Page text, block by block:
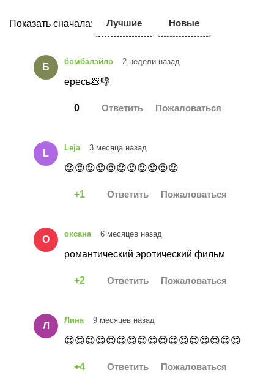
Показать сначала: Лучшие Новые
Б
бомбалэйло 2 недели назад
ересь💩👎
0
L
Leja 3 месяца назад
😍😍😍😍😍😍😍😍😍😍😍
1
О
оксана 6 месяцев назад
романтический эротический фильм
2
Л
Лина 9 месяцев назад
😍😍😍😍😍😍😍😍😍😍😍😍😍😍😍😍😍
4